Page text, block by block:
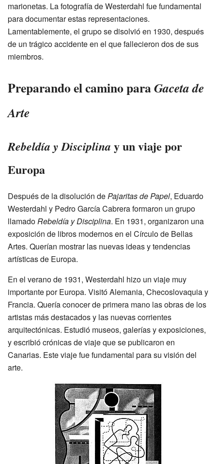
marionetas. La fotografía de Westerdahl fue fundamental
para documentar estas representaciones.
Lamentablemente, el grupo se disolvió en 1930, después
de un trágico accidente en el que fallecieron dos de sus
miembros.
Preparando el camino paraGaceta de
Arte
Rebeldía y Disciplina y un viaje por
Europa
Después de la disolución dePajaritas de Papel, Eduardo
Westerdahl y Pedro García Cabrera formaron un grupo
llamadoRebeldía y Disciplina. En 1931, organizaron una
exposición de libros modernos en el Círculo de Bellas
Artes. Querían mostrar las nuevas ideas y tendencias
artísticas de Europa.
En el verano de 1931, Westerdahl hizo un viaje muy
importante por Europa. Visitó Alemania, Checoslovaquia y
Francia. Quería conocer de primera mano las obras de los
artistas más destacados y las nuevas corrientes
arquitectónicas. Estudió museos, galerías y exposiciones,
y escribió crónicas de viaje que se publicaron en
Canarias. Este viaje fue fundamental para su visión del
arte.